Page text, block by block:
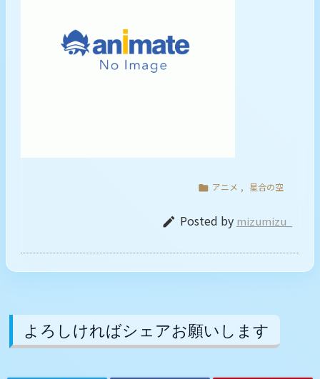
 アニメ , 星合の空
 Posted by mizumizu_
よろしければシェアお願いします